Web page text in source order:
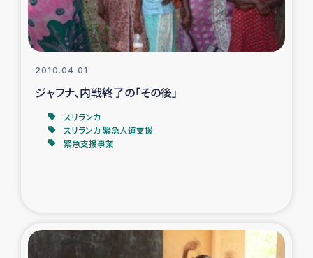
ガザ地区酪農を通した女性グループの生計支援
ふりかけ普及と食生活改善による栄養改善事業
フェアトレード事業
緊急支援事業
食べる
2010.04.01
ジャフナ、内戦終了の「その後」
スリランカ
スリランカ 緊急人道支援
緊急支援事業